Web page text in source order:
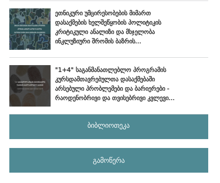
ეთნიკური უმცირესობების მიმართ
დასაქმების ხელშეწყობის პოლიტიკის
კრიტიკული ანალიზი და მსჯელობა
ინკლუზიური შრომის ბაზრის
"1+4" საგანმანათლებლო პროგრამის
კურსდამთავრებულთა დასაქმებაში
არსებული პრობლემები და ბარიერები -
რაოდენობრივი და თვისებრივი კვლევის
ბიბლიოთეკა
გამოწერა